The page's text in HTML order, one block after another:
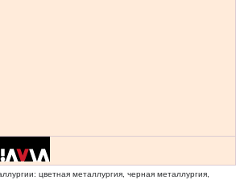
цветная металлургия, черная металлургия,